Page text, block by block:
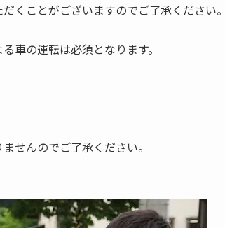
くことがございますのでご了承ください。
車の運転は必須となります。
せんのでご了承ください。